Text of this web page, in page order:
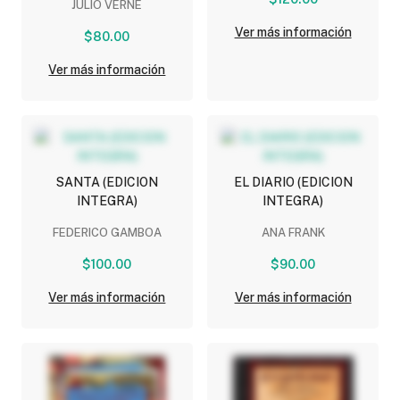
JULIO VERNE
$80.00
Ver más información
Ver más información
SANTA (EDICION
INTEGRA)
FEDERICO GAMBOA
$100.00
Ver más información
EL DIARIO (EDICION
INTEGRA)
ANA FRANK
$90.00
Ver más información